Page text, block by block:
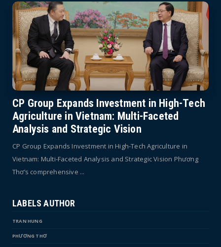
CP Group Expands Investment in High-Tech
Agriculture in Vietnam: Multi-Faceted
Analysis and Strategic Vision
CP Group Expands Investment in High-Tech Agriculture in
Vietnam: Multi-Faceted Analysis and Strategic Vision Phương
Thơ’s comprehensive ...
LABELS AUTHOR
TRAN HUNG
PHƯƠNG THƠ